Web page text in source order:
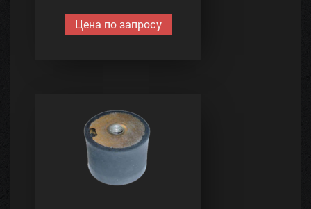
Цена по запросу